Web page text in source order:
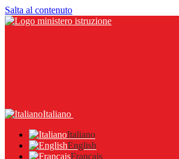
Salta al contenuto
Italiano
Italiano
English
Français